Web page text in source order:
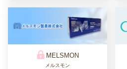
MELSMON
メルスモン